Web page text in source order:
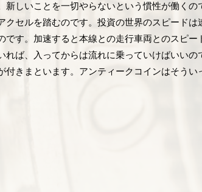
新しいことを一切やらないという慣性が働く
セルを踏むのです。投資の世界のスピード
です。加速すると本線との走行車両とのスピ
れば、入ってからは流れに乗っていけばいい
きまといます。アンティークコインはそうい